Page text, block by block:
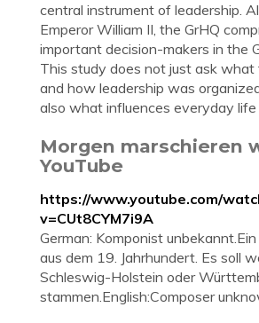
central instrument of leadership.
Emperor William II, the GrHQ
important decision-makers in the
This study does not just ask what
and how leadership was
also what influences everyday
Morgen marschieren
YouTube
https://www.youtube.com/
v=CUt8CYM7i9A
German: Komponist
aus dem 19. Jahrhundert. Es soll
Schleswig-Holstein oder
stammen.English:Composer